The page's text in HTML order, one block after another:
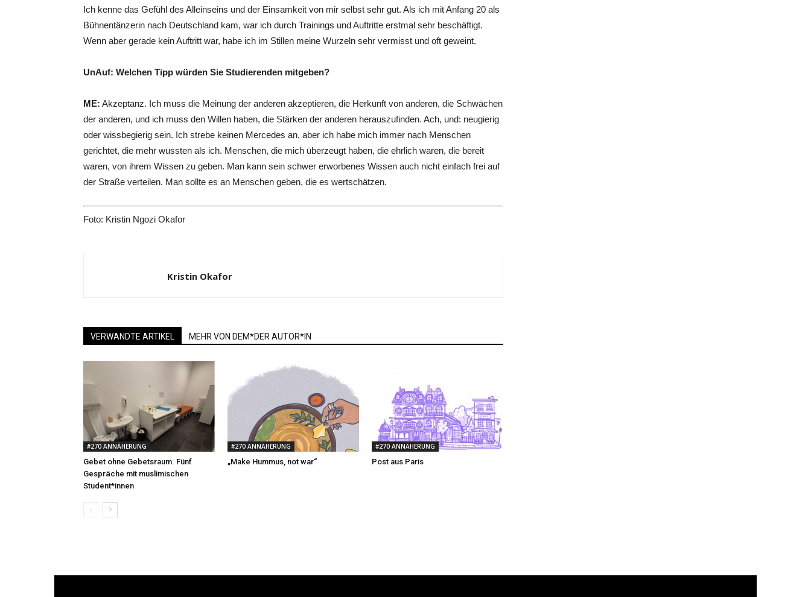
Ich kenne das Gefühl des Alleinseins und der Einsamkeit von mir selbst sehr gut. Als ich mit Anfang 20 als
Bühnentänzerin nach Deutschland kam, war ich durch Trainings und Auftritte erstmal sehr beschäftigt.
Wenn aber gerade kein Auftritt war, habe ich im Stillen meine Wurzeln sehr vermisst und oft geweint.
UnAuf: Welchen Tipp würden Sie Studierenden mitgeben?
ME: Akzeptanz. Ich muss die Meinung der anderen akzeptieren, die Herkunft von anderen, die Schwächen
der anderen, und ich muss den Willen haben, die Stärken der anderen herauszufinden. Ach, und: neugierig
oder wissbegierig sein. Ich strebe keinen Mercedes an, aber ich habe mich immer nach Menschen
gerichtet, die mehr wussten als ich. Menschen, die mich überzeugt haben, die ehrlich waren, die bereit
waren, von ihrem Wissen zu geben. Man kann sein schwer erworbenes Wissen auch nicht einfach frei auf
der Straße verteilen. Man sollte es an Menschen geben, die es wertschätzen.
Foto: Kristin Ngozi Okafor
Kristin Okafor
VERWANDTE ARTIKEL MEHR VON DEM*DER AUTOR*IN
#270 ANNÄHERUNG
Gebet ohne Gebetsraum. Fünf
Gespräche mit muslimischen
Student*innen
#270 ANNÄHERUNG
„Make Hummus, not war“
#270 ANNÄHERUNG
Post aus Paris